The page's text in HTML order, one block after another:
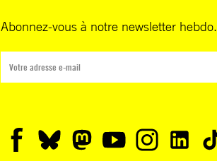
Abonnez-vous à notre newsletter hebdo.